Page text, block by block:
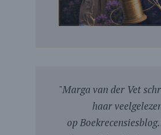
"Marga van der Vet
haar
op